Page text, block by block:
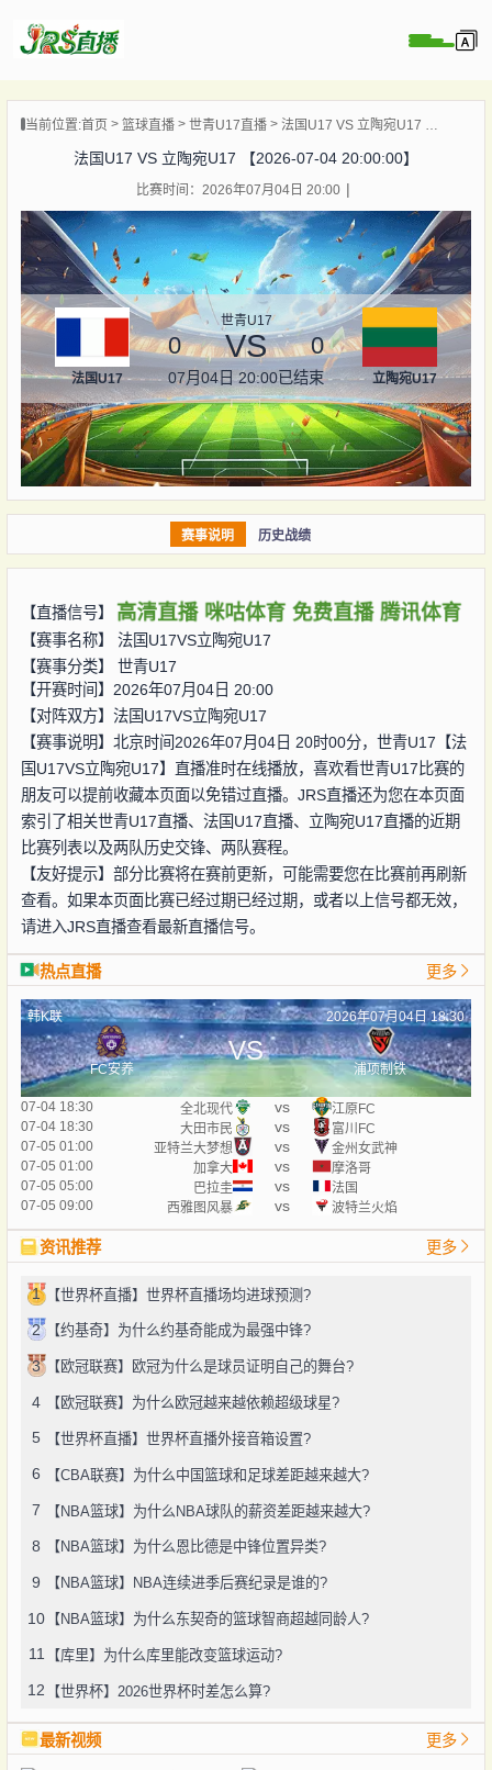
播
像
讯
直播
当前位置:首页 篮球直播 世青U17直播 法国U17 VS 立陶宛U17 【2026-07-04 20:00:00】
法国U17 VS 立陶宛U17 【2026-07-04 20:00:00】
比赛时间：2026年07月04日 20:00
法国U17
世青U17
0 VS 0
07月04日 20:00已结束 立陶宛U17
赛事说明 历史战绩
【直播信号】 高清直播 咪咕体育 免费直播 腾讯体育
【赛事名称】 法国U17VS立陶宛U17
【赛事分类】 世青U17
【开赛时间】2026年07月04日 20:00
【对阵双方】 法国U17VS立陶宛U17
【赛事说明】北京时间2026年07月04日 20时00分，世青U17【法
国U17VS立陶宛U17】直播准时在线播放，喜欢看世青U17比赛的
朋友可以提前收藏本页面以免错过直播。JRS直播还为您在本页面
索引了相关世青U17直播、法国U17直播、立陶宛U17直播的近期
比赛列表以及两队历史交锋、两队赛程。
【友好提示】部分比赛将在赛前更新，可能需要您在比赛前再刷新
查看。如果本页面比赛已经过期已经过期，或者以上信号都无效，
请进入JRS直播查看最新直播信号。
热点直播 更多
韩K联 2026年07月04日 18:30
FC安养
VS
浦项制铁
07-04 18:30 全北现代 vs
江原FC
07-04 18:30
大田市民 vs
富川FC
07-05 01:00
亚特兰大梦想 vs
金州女武神
07-05 01:00
加拿大 vs
摩洛哥
07-05 05:00
巴拉圭 vs
法国
07-05 09:00
西雅图风暴 vs 波特兰火焰
资讯推荐 更多
1 【世界杯直播】世界杯直播场均进球预测?
2 【约基奇】为什么约基奇能成为最强中锋?
3 【欧冠联赛】欧冠为什么是球员证明自己的舞台?
4 【欧冠联赛】为什么欧冠越来越依赖超级球星?
5 【世界杯直播】世界杯直播外接音箱设置?
6 【CBA联赛】为什么中国篮球和足球差距越来越大?
7 【NBA篮球】为什么NBA球队的薪资差距越来越大?
8 【NBA篮球】为什么恩比德是中锋位置异类?
9 【NBA篮球】NBA连续进季后赛纪录是谁的?
10 【NBA篮球】为什么东契奇的篮球智商超越同龄人?
11 【库里】为什么库里能改变篮球运动?
12 【世界杯】2026世界杯时差怎么算?
最新视频 更多